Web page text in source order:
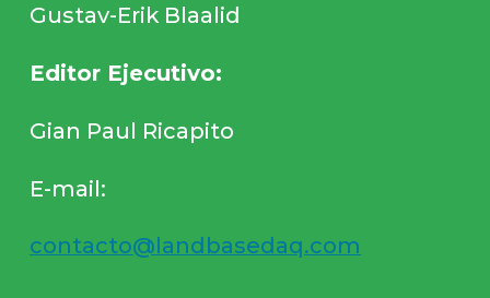
Gustav-Erik Blaalid
Editor Ejecutivo:
Gian Paul Ricapito
E-mail:
contacto@landbasedaq.com